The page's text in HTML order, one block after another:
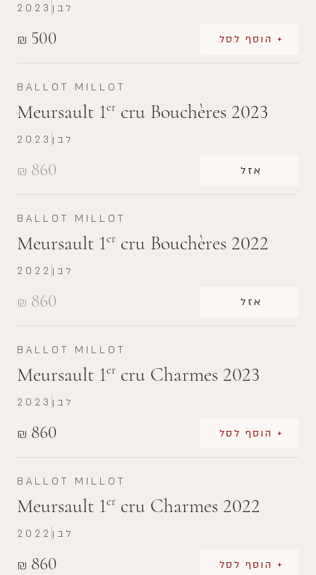
₪ 500 + הוסף לסל
2023 לבן
BALLOT MILLOT
Meursault 1er cru Bouchères 2023
₪ 860 אזל
2023 לבן
BALLOT MILLOT
Meursault 1er cru Bouchères 2022
₪ 860 אזל
2022 לבן
BALLOT MILLOT
Meursault 1er cru Charmes 2023
₪ 860 + הוסף לסל
2023 לבן
BALLOT MILLOT
Meursault 1er cru Charmes 2022
₪ 860 + הוסף לסל
2022 לבן